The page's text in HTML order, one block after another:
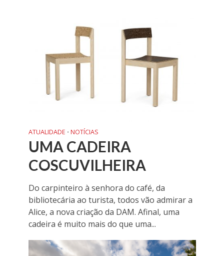
ATUALIDADE • NOTÍCIAS
UMA CADEIRA
COSCUVILHEIRA
Do carpinteiro à senhora do café, da
bibliotecária ao turista, todos vão admirar a
Alice, a nova criação da DAM. Afinal, uma
cadeira é muito mais do que uma...